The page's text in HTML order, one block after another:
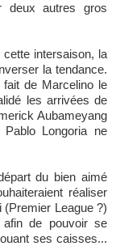
deux autres gros
intersaison, la
la tendance.
de Marcelino le
les arrivées de
Aubameyang
Longoria ne
du bien aimé
réaliser
League ?)
de pouvoir se
ses caisses...